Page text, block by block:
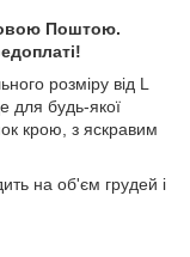
Поштою.
розміру від L
для будь-якої
крою, з яскравим
на об'єм грудей і